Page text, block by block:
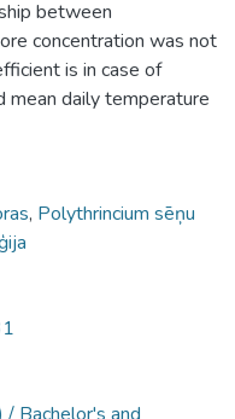
between
concentration was not
is in case of
mean daily temperature
, Polythrincium sēņu